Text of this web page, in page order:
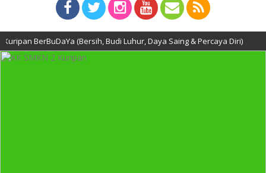
(Bersih, Budi Luhur, Daya Saing & Percaya Diri) 2